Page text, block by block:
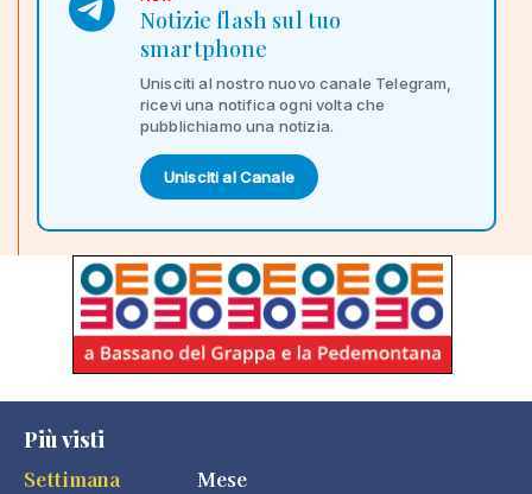
Notizie flash sul tuo
smartphone
Unisciti al nostro nuovo canale Telegram,
ricevi una notifica ogni volta che
pubblichiamo una notizia.
Unisciti al Canale
Più visti
Settimana
Mese